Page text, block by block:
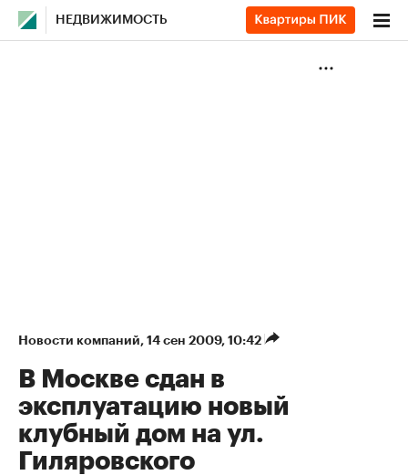
НЕДВИЖИМОСТЬ
Новости компаний⁠, 14 сен 2009, 10:42
В Москве сдан в
эксплуатацию новый
клубный дом на ул.
Гиляровского